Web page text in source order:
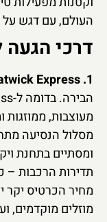
העולם, עם דגש על
דרכי הגעה
1. Gatwick Express –
מעוצבות, ממוזגות
מסלול הנסיעה